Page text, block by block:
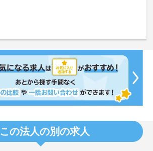
この法人の別の求人